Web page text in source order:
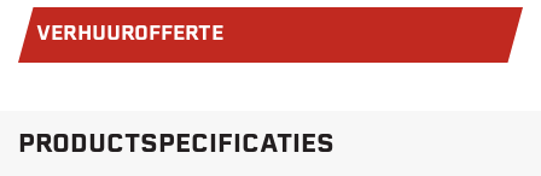
VERHUUROFFERTE
PRODUCTSPECIFICATIES